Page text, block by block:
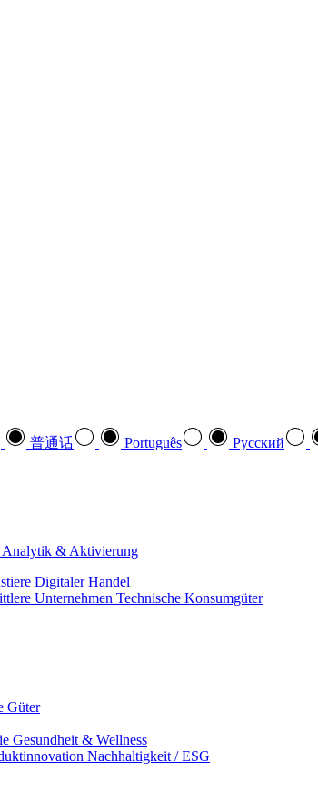
普通话 Português Pусский
Analytik & Aktivierung
Digitaler Handel
Unternehmen Technische Konsumgüter
Güter
Gesundheit & Wellness
Nachhaltigkeit / ESG